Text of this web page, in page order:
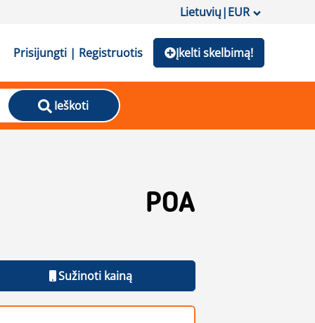
Lietuvių|EUR
Prisijungti | Registruotis Įkelti skelbimą!
Ieškoti
POA
Sužinoti kainą